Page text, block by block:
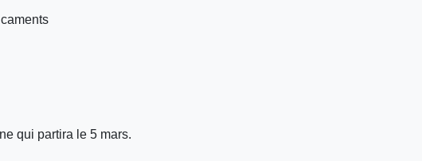
qui partira le 5 mars.